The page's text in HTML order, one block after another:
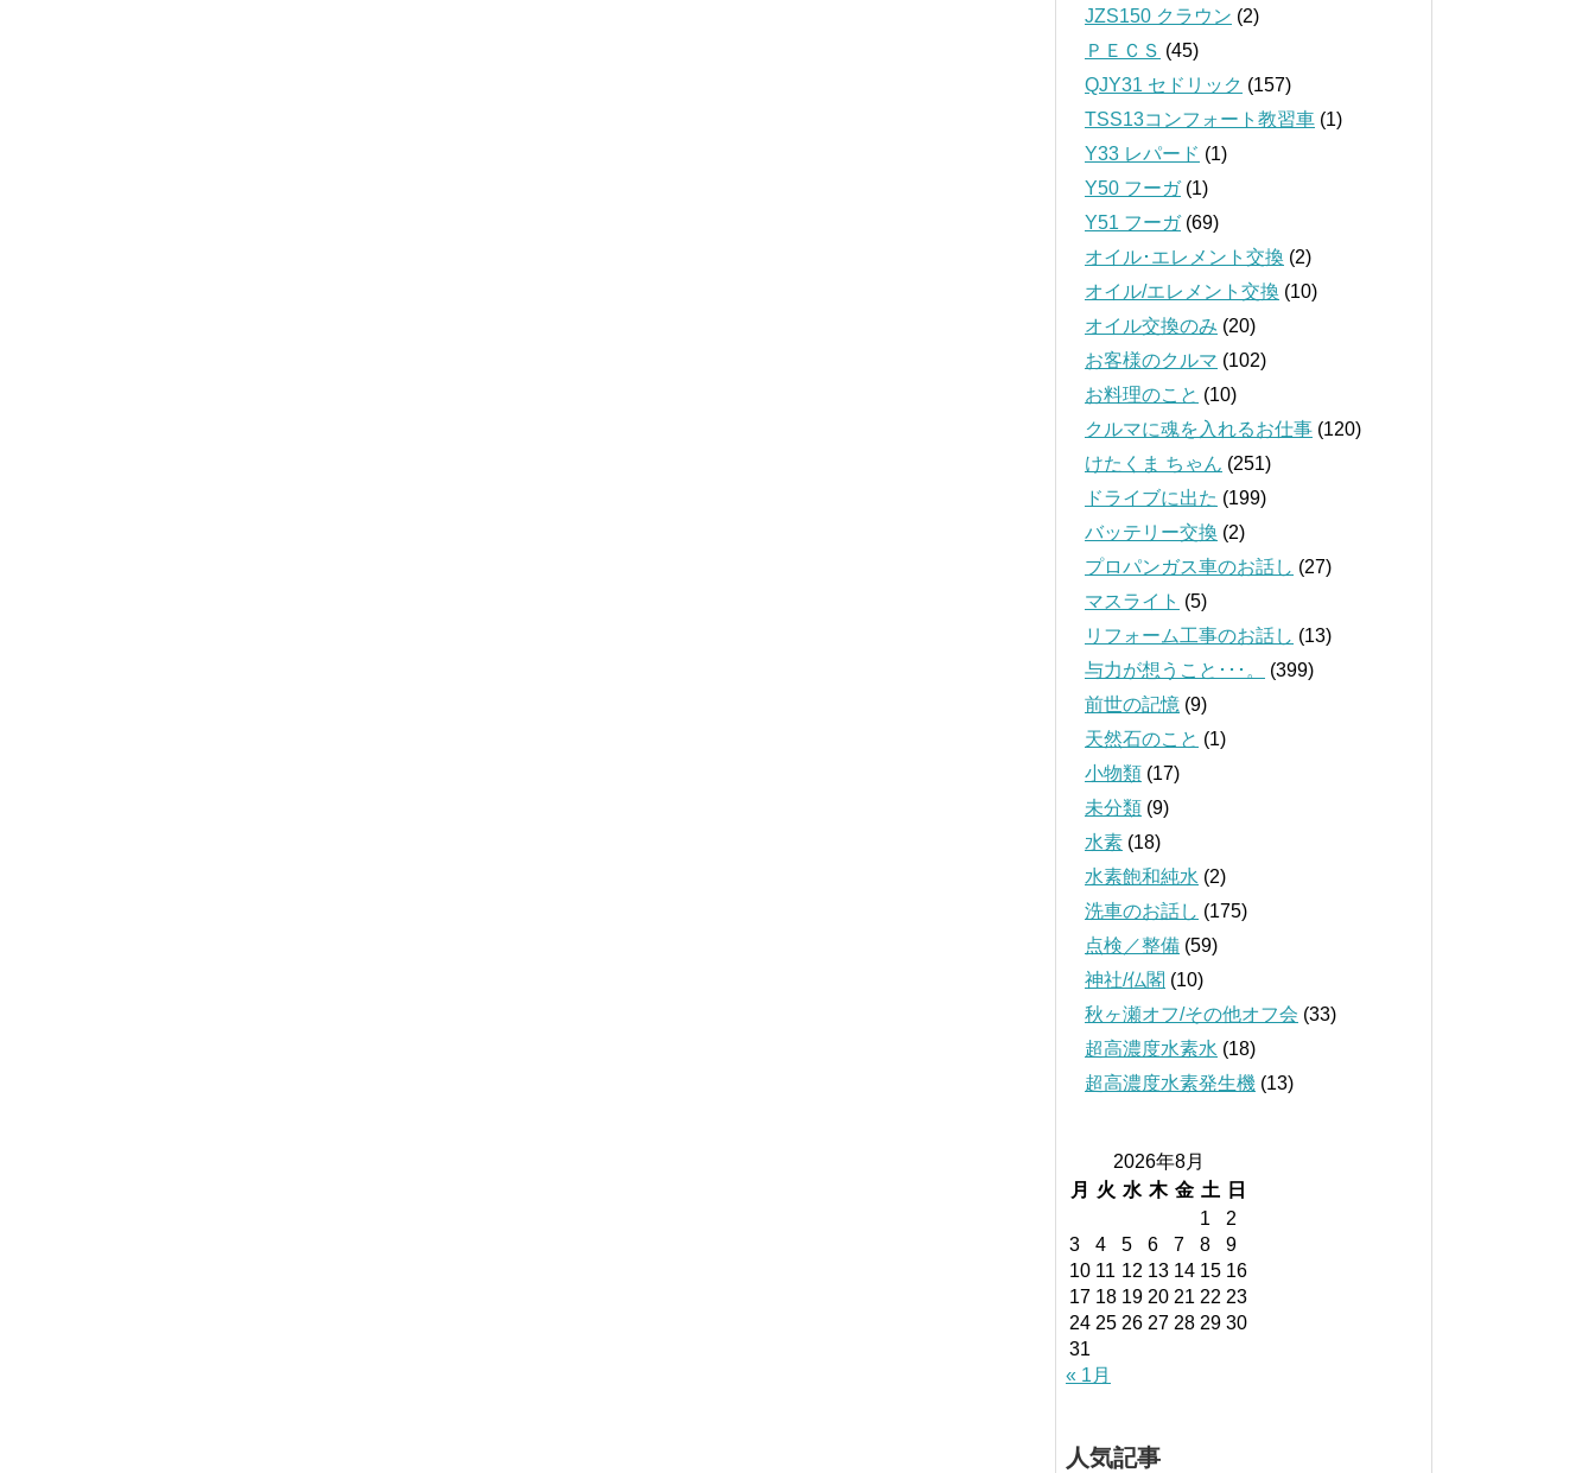
JZS150 クラウン (2)
ＰＥＣＳ (45)
QJY31 セドリック (157)
TSS13コンフォート教習車 (1)
Y33 レパード (1)
Y50 フーガ(1)
Y51 フーガ(69)
オイル･エレメント交換 (2)
オイル/エレメント交換 (10)
オイル交換のみ (20)
お客様のクルマ (102)
お料理のこと (10)
クルマに魂を入れるお仕事 (120)
けたくま ちゃん (251)
ドライブに出た (199)
バッテリー交換 (2)
プロパンガス車のお話し (27)
マスライト (5)
リフォーム工事のお話し (13)
与力が想うこと･･･。
(399)
前世の記憶 (9)
天然石のこと (1)
小物類 (17)
未分類 (9)
水素 (18)
水素飽和純水 (2)
洗車のお話し (175)
点検／整備 (59)
神社/仏閣 (10)
秋ヶ瀬オフ/その他オフ会 (33)
超高濃度水素水 (18)
超高濃度水素発生機 (13)
2026年8月
月
火 水 木 金 土
日
1
2
3
4 5 6 7 8
9
10 11 12 13 14 15 16
17 18 19 20 21 22 23
24 25 26 27 28 29 30
31
« 1月
人気記事